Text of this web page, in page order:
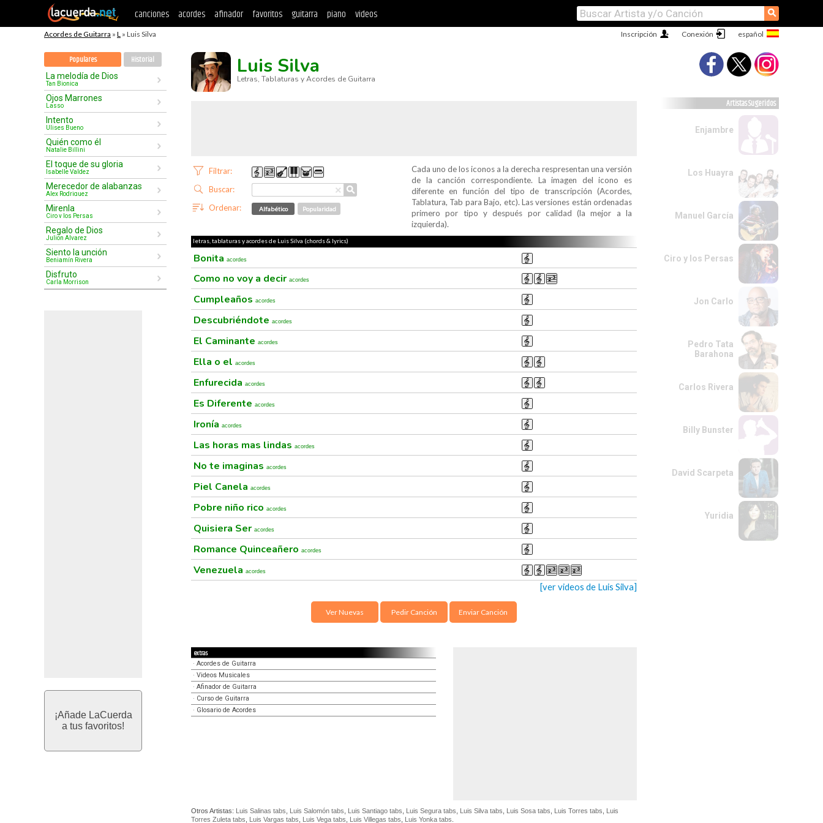
canciones acordes afinador favoritos guitarra piano videos ⚲
Acordes de Guitarra » L » Luis Silva Conexión
Inscripción
Populares Historial
La melodía de Dios
Tan Bionica
Ojos Marrones
Lasso
Intento
Ulises Bueno
Quién como él
Natalie Billini
El toque de su gloria
Isabelle Valdez
Merecedor de alabanzas
Alex Rodriguez
Mirenla
Ciro y los Persas
Regalo de Dios
Julion Alvarez
Siento la unción
Benjamín Rivera
Disfruto
Carla Morrison
¡Añade LaCuerda
a tus favoritos!
Luis Silva
Letras, Tablaturas y Acordes de Guitarra
Filtrar:
×
Buscar: ⚲
Ordenar: Alfabético Popularidad
Cada uno de los iconos a la derecha respresentan una versión
de la canción correspondiente. La imagen del icono es
diferente en función del tipo de transcripción (Acordes,
Tablatura, Tab para Bajo, etc). Las versiones están ordenadas
primero por tipo y después por calidad (la mejor a la
izquierda).
letras, tablaturas y acordes de Luis Silva (chords & lyrics)
Bonita acordes
Como no voy a decir acordes
Cumpleaños acordes
Descubriéndote acordes
El Caminante acordes
Ella o el acordes
Enfurecida acordes
Es Diferente acordes
Ironía acordes
Las horas mas lindas acordes
No te imaginas acordes
Piel Canela acordes
Pobre niño rico acordes
Quisiera Ser acordes
Romance Quinceañero acordes
Venezuela acordes
[ver videos de Luis Silva]
Ver Nuevas Pedir Canción Enviar Canción
extras
· Acordes de Guitarra
· Videos Musicales
· Afinador de Guitarra
· Curso de Guitarra
· Glosario de Acordes
Otros Artistas: Luis Salinas tabs Luis Salomón tabs Luis Santiago tabs Luis Segura tabs Luis Silva tabs Luis Sosa tabs Luis Torres tabs
Luis
Torres Zuleta tabs
Luis Vargas tabs Luis Vega tabs Luis Villegas tabs Luis Yonka tabs
Artistas Sugeridos
Enjambre
Los Huayra
Manuel García
Ciro y los Persas
Jon Carlo
Pedro Tata
Barahona
Carlos Rivera
Billy Bunster
David Scarpeta
Yuridia